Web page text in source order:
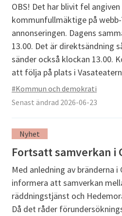
OBS! Det har blivit fel
kommunfullmäktige på
annonseringen. Dagens
13.00. Det är direktsändning
sänder också klockan 13.00.
att följa på plats i
#Kommun och demokrati
Senast ändrad 2026-06-23
Nyhet
Fortsatt samverkan i
Med anledning av bränderna i
informera att samverkan
räddningstjänst och
Då det råder